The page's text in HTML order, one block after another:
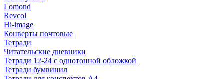
Lomond
Revcol
Hi-image
Конверты почтовые
Тетради
Читательские дневники
Тетради 12-24 с однотонной обложкой
Тетради бумвинил